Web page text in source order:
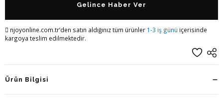
Gelince Haber Ver
njoyonline.com.tr’den satın aldığınız tüm ürünler 1-3 iş günü içerisinde
kargoya teslim edilmektedir.
Ürün Bilgisi